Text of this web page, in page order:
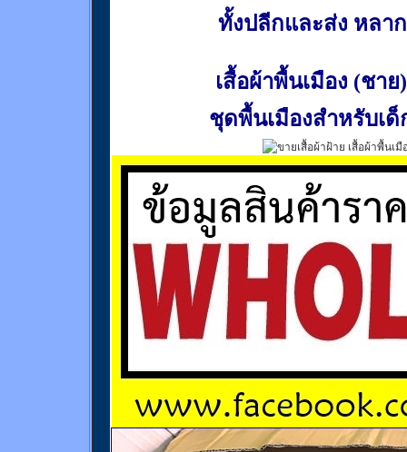
ทั้งปลีกและส่ง หลา
เสื้อผ้าพื้นเมือง (ชาย)
ชุดพื้นเมืองสำหรับเด็